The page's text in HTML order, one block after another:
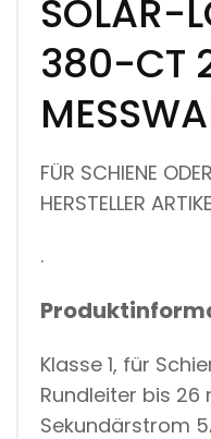
SOLAR-
380-CT
FÜR SCHIENE
HERSTELLER
.
Klasse 1, für
Rundleiter bis 26
Sekundärstrom